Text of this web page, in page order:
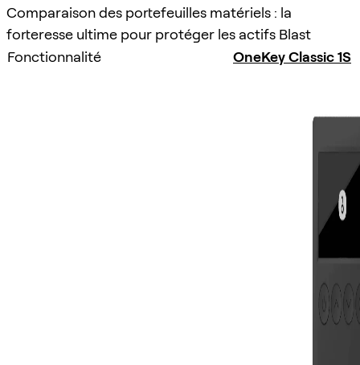
Comparaison des portefeuilles matériels : la
forteresse ultime pour protéger les actifs Blast
Fonctionnalité
OneKey Classic 1S